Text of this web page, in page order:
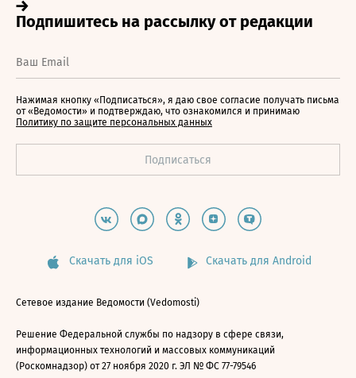
Нажимая кнопку «Подписаться», я даю свое согласие получать письма
от «Ведомости» и подтверждаю, что ознакомился и принимаю
Политику по защите персональных данных
Скачать для iOS Скачать для Android
Сетевое издание Ведомости (Vedomosti)
Решение Федеральной службы по надзору в сфере связи,
информационных технологий и массовых коммуникаций
(Роскомнадзор) от 27 ноября 2020 г. ЭЛ № ФС 77-79546